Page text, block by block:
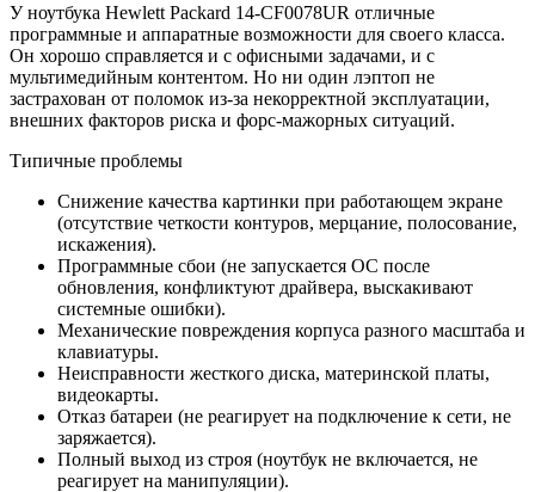
У ноутбука Hewlett Packard 14-CF0078UR отличные
программные и аппаратные возможности для своего класса.
Он хорошо справляется и с офисными задачами, и с
мультимедийным контентом. Но ни один лэптоп не
застрахован от поломок из-за некорректной эксплуатации,
внешних факторов риска и форс-мажорных ситуаций.
Типичные проблемы
Снижение качества картинки при работающем экране
(отсутствие четкости контуров, мерцание, полосование,
искажения).
Программные сбои (не запускается ОС после
обновления, конфликтуют драйвера, выскакивают
системные ошибки).
Механические повреждения корпуса разного масштаба и
клавиатуры.
Неисправности жесткого диска, материнской платы,
видеокарты.
Отказ батареи (не реагирует на подключение к сети, не
заряжается).
Полный выход из строя (ноутбук не включается, не
реагирует на манипуляции).